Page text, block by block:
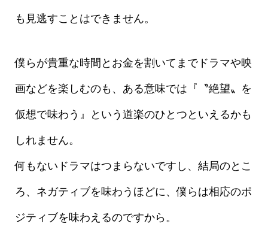
も見逃すことはできません。
僕らが貴重な時間とお金を割いてまでドラマや映
画などを楽しむのも、ある意味では『〝絶望〟を
仮想で味わう』という道楽のひとつといえるかも
しれません。
何もないドラマはつまらないですし、結局のとこ
ろ、ネガティブを味わうほどに、僕らは相応のポ
ジティブを味わえるのですから。